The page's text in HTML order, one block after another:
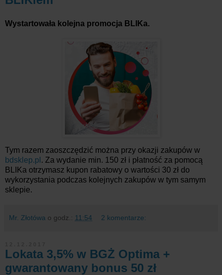
Wystartowała kolejna promocja BLIKa.
Tym razem zaoszczędzić można przy okazji zakupów w
bdsklep.pl . Za wydanie min. 150 zł i płatność za pomocą
BLIKa otrzymasz kupon rabatowy o wartości 30 zł do
wykorzystania podczas kolejnych zakupów w tym samym
sklepie.
Mr. Złotówa o godz.: 11:54 2 komentarze:
Lokata 3,5% w BGŻ Optima +
gwarantowany bonus 50 zł